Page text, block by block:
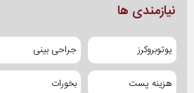
نیازمندی ها
یوتوبروکرز جراحی بینی
هزینه پست بخورات